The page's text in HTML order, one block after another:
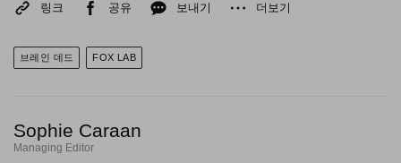
그래픽을 입혀, 모토 컬처의 전성기를 관통한 초창기
디지털 미학을 참조하면서 컬렉션의 팔레트를 보다
비브런트하고 역동적인 방향으로 끌어올린다. 스트
뿌리를 둔 멀티디스플리너리 아티스트 Alehsy
Lambo는 코튼 롱슬리브 전체를 하이 에너지 와일드
링크 공유 보내기 더보기
브레인 데드 FOX LAB
Sophie Caraan
Managing Editor